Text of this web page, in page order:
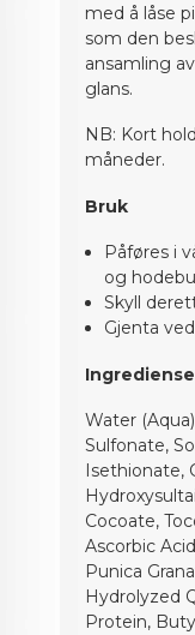
med å låse
som den
ansamling
glans.
NB: Kort
måneder.
Bruk
Påføres i
og
Skyll
Gjenta
Water
Sulfonate,
Isethionate,
Cocoate,
Ascorbic
Punica
Hydrolyzed
Protein,